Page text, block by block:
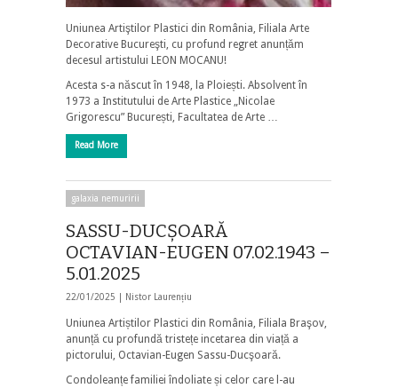
Uniunea Artiştilor Plastici din România, Filiala Arte
Decorative Bucureşti, cu profund regret anunțăm
decesul artistului LEON MOCANU!
Acesta s-a născut în 1948, la Ploiești. Absolvent în
1973 a Institutului de Arte Plastice „Nicolae
Grigorescu” București, Facultatea de Arte …
Read More
galaxia nemuririi
SASSU-DUCŞOARĂ
OCTAVIAN-EUGEN 07.02.1943 –
5.01.2025
22/01/2025 | Nistor Laurențiu
Uniunea Artiștilor Plastici din România, Filiala Braşov,
anunță cu profundă tristețe incetarea din viață a
pictorului, Octavian-Eugen Sassu-Ducşoară.
Condoleanțe familiei îndoliate și celor care l-au